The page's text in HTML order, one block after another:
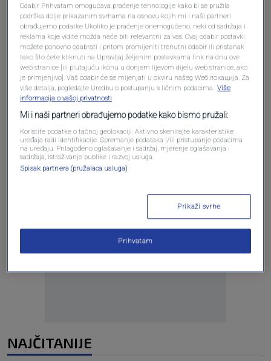
Oglas
Oglas
NAJČITANIJE
Odabir Prihvatam omogućava praćenje tehnologije kako bi se pružila
podrška dolje prikazanim svrhama na osnovu kojih mi i naši partneri
obrađujemo podatke Ukoliko je praćenje onemogućeno, neki od sadržaja i
reklama koje vidite možda neće biti relevantni za vas. Ovaj odabir postavki
možete ponovno odabrati i pritom promijeniti trenutni odabir ili pristanak
tako što ćete kliknuti na Upravljaj željenim postavkama link na dnu ove
web stranice [ili plutajuću ikonu u donjem lijevom dijelu web stranice, ako
je primjenjivo]. Vaš odabir će se mijenjati u okviru našeg Wеб локација. Za
više detalja, pogledajte Uredbu o postupanju s ličnim podacima. Više
informacija o vašoj privatnosti
Mi i naši partneri obrađujemo podatke kako bismo pružali:
Koristite podatke o tačnoj geolokaciji. Aktivno skenirajte karakteristike
uređaja radi identifikacije. Spremanje podataka i/ili pristupanje podacima
na uređaju. Prilagođeno oglašavanje i sadržaj, mjerenje oglašavanja i
sadržaja, istraživanje publike i razvoj usluga.
Spisak partnera (pružalaca usluga)
Prikaži svrhe
Prihvatam